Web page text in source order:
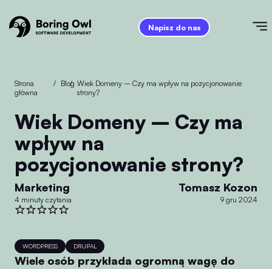
Napisz do nas
Strona
główna
/ Blog
/ Wiek Domeny – Czy ma wpływ na pozycjonowanie
strony?
Wiek Domeny – Czy ma
wpływ na
pozycjonowanie strony?
Marketing
4 minuty czytania
Tomasz Kozon
9 gru 2024
WORDPRESS DRUPAL
Wiele osób przykłada ogromną wagę do